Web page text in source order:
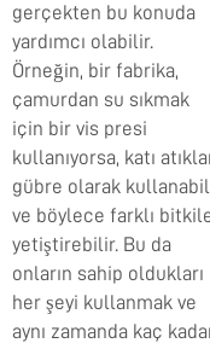
gerçekten bu konuda
yardımcı olabilir.
Örneğin, bir fabrika,
çamurdan su sıkmak
için bir vis presi
kullanıyorsa, katı
gübre olarak
ve böylece farklı
yetiştirebilir. Bu da
onların sahip oldukları
her şeyi kullanmak ve
aynı zamanda kaç